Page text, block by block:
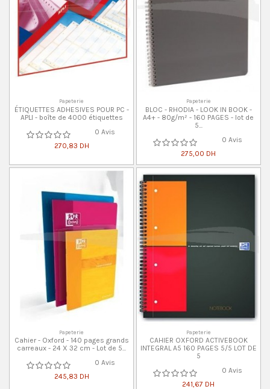
Papeterie
ÉTIQUETTES ADHESIVES POUR PC -
APLI - boîte de 4000 étiquettes
0 Avis
270,83 DH
Papeterie
BLOC - RHODIA - LOOK IN BOOK -
A4+ - 80g/m² - 160 PAGES - lot de
5...
0 Avis
275,00 DH
Papeterie
Cahier - Oxford - 140 pages grands
carreaux - 24 X 32 cm - Lot de 5...
0 Avis
245,83 DH
Papeterie
CAHIER OXFORD ACTIVEBOOK
INTEGRAL A5 160 PAGES 5/5 LOT DE
5
0 Avis
241,67 DH